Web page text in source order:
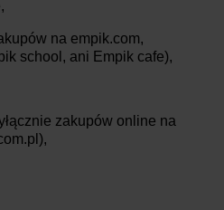
na empik.com,
school, ani Empik cafe),
zakupów online na